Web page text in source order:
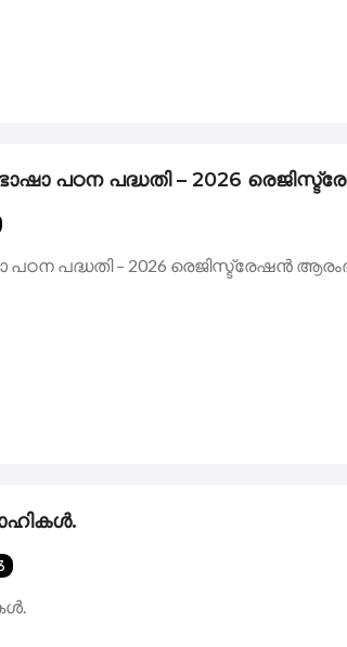
പഠന പദ്ധതി – 2026
പദ്ധതി – 2026 രെജിസ്ട്രേഷൻ